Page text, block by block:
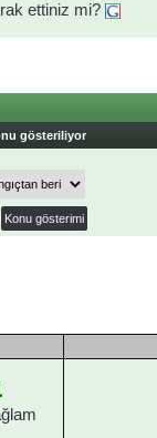
ettiniz mi?
gösteriliyor